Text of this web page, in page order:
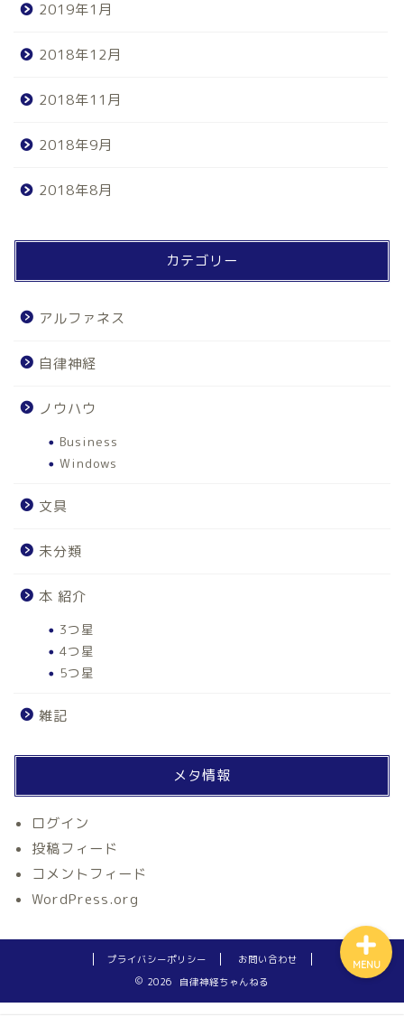
2019年1月
2018年12月
2018年11月
2018年9月
2018年8月
カテゴリー
アルファネス
自律神経
ノウハウ
Business
Windows
文具
未分類
本 紹介
3つ星
4つ星
5つ星
雑記
メタ情報
ログイン
投稿フィード
コメントフィード
WordPress.org
プライバシーポリシー
お問い合わせ
2026 自律神経ちゃんねる
MENU
ホーム